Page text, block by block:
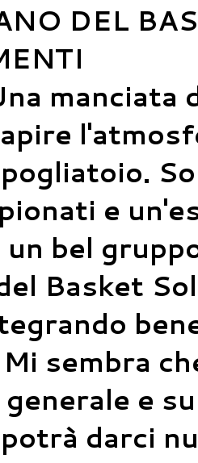
DEL
manciata
e
un bel
Basket
sembra
e
darci